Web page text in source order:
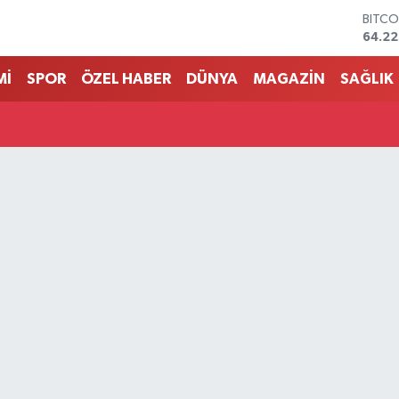
SPOR ÖZEL HABER DÜNYA MAGAZİN SAĞLIK